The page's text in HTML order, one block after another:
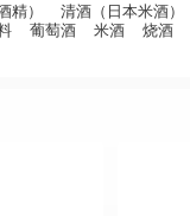
精） 清酒（日本米酒）
葡萄酒 米酒 烧酒